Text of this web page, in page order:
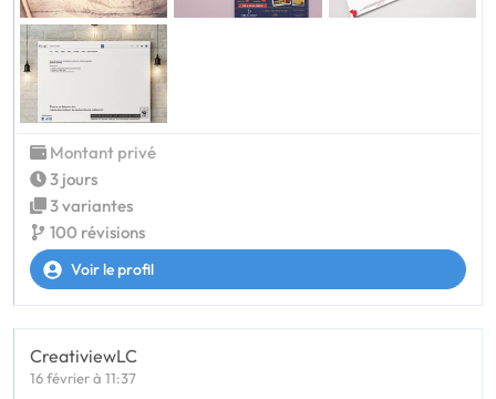
Montant privé
3 jours
3 variantes
100 révisions
Voir le profil
CreativiewLC
16 février à 11:37